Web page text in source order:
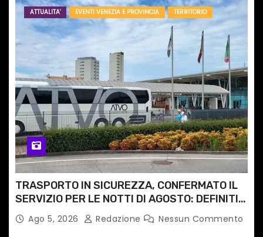
ATTUALITA' EVENTI VENEZIA E PROVINCIA TERRITORIO
TRASPORTO IN SICUREZZA, CONFERMATO IL
SERVIZIO PER LE NOTTI DI AGOSTO: DEFINITI
PERCORSI, FERMATE E ORARIO
Ago 5, 2026 Redazione Nessun Commento